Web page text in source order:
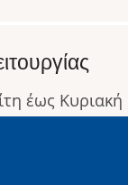
έως Κυριακή